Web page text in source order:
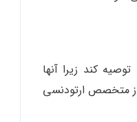
کند زیرا آنها
متخصص ارتودنسی